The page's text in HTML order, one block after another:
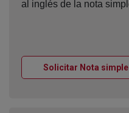
al inglés de la nota
Solicitar Nota simple